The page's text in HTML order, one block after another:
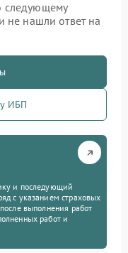
следующему
не нашли ответ на
ИБП
и последующий
с указанием страховых
выполнения работ
работ и